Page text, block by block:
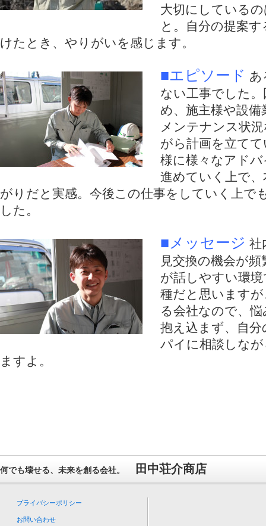
大切にしている
と。自分の提案
けたとき、やりがいを感じます。
■エピソード あ
ない工事でした
め、施主様や設
メンテナンス状
がら計画を立て
様に様々なアド
進めていく上で
がりだと実感。今後この仕事をしていく上で
した。
■メッセージ 社
見交換の機会が
が話しやすい環
種だと思います
る会社なので、
抱え込まず、自
パイに相談しな
ますよ。
何でも壊せる、未来を創る会社。 田中荘介商店
プライバシーポリシー
お問い合わせ